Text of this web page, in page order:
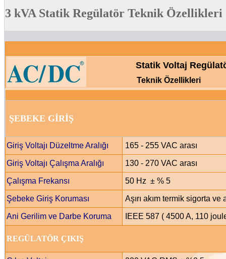
3 kVA Statik Regülatör Teknik Özellikleri
Statik Voltaj
Teknik Özellikleri
ŞEBEKE GİRİŞ
Giriş Voltajı Düzeltme Aralığı 165 - 255 VAC arası
Giriş Voltajı Çalışma Aralığı 130 - 270 VAC arası
Çalışma Frekansı 50 Hz ± % 5
Şebeke Giriş Koruması Aşırı akım termik sigorta ve
Ani Gerilim ve Darbe Koruma IEEE 587 ( 4500 A, 110
REGÜLATÖR ÇIKIŞ